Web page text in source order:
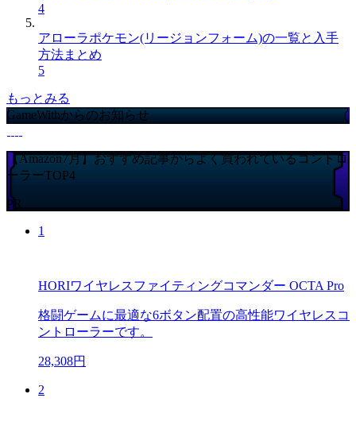
4
アローラポケモン(リージョンフォーム)の一覧と入手
方法まとめ
5
もっとみる
GameWithからのお知らせ
【Amazon7月】おすすめ記事からよく買われているコントロ
ーラーTOP4
PR
1
HORIワイヤレスファイティングコマンダー OCTA Pro
格闘ゲームに最適な6ボタン配置の高性能ワイヤレスコ
ントローラーです。
28,308円
2